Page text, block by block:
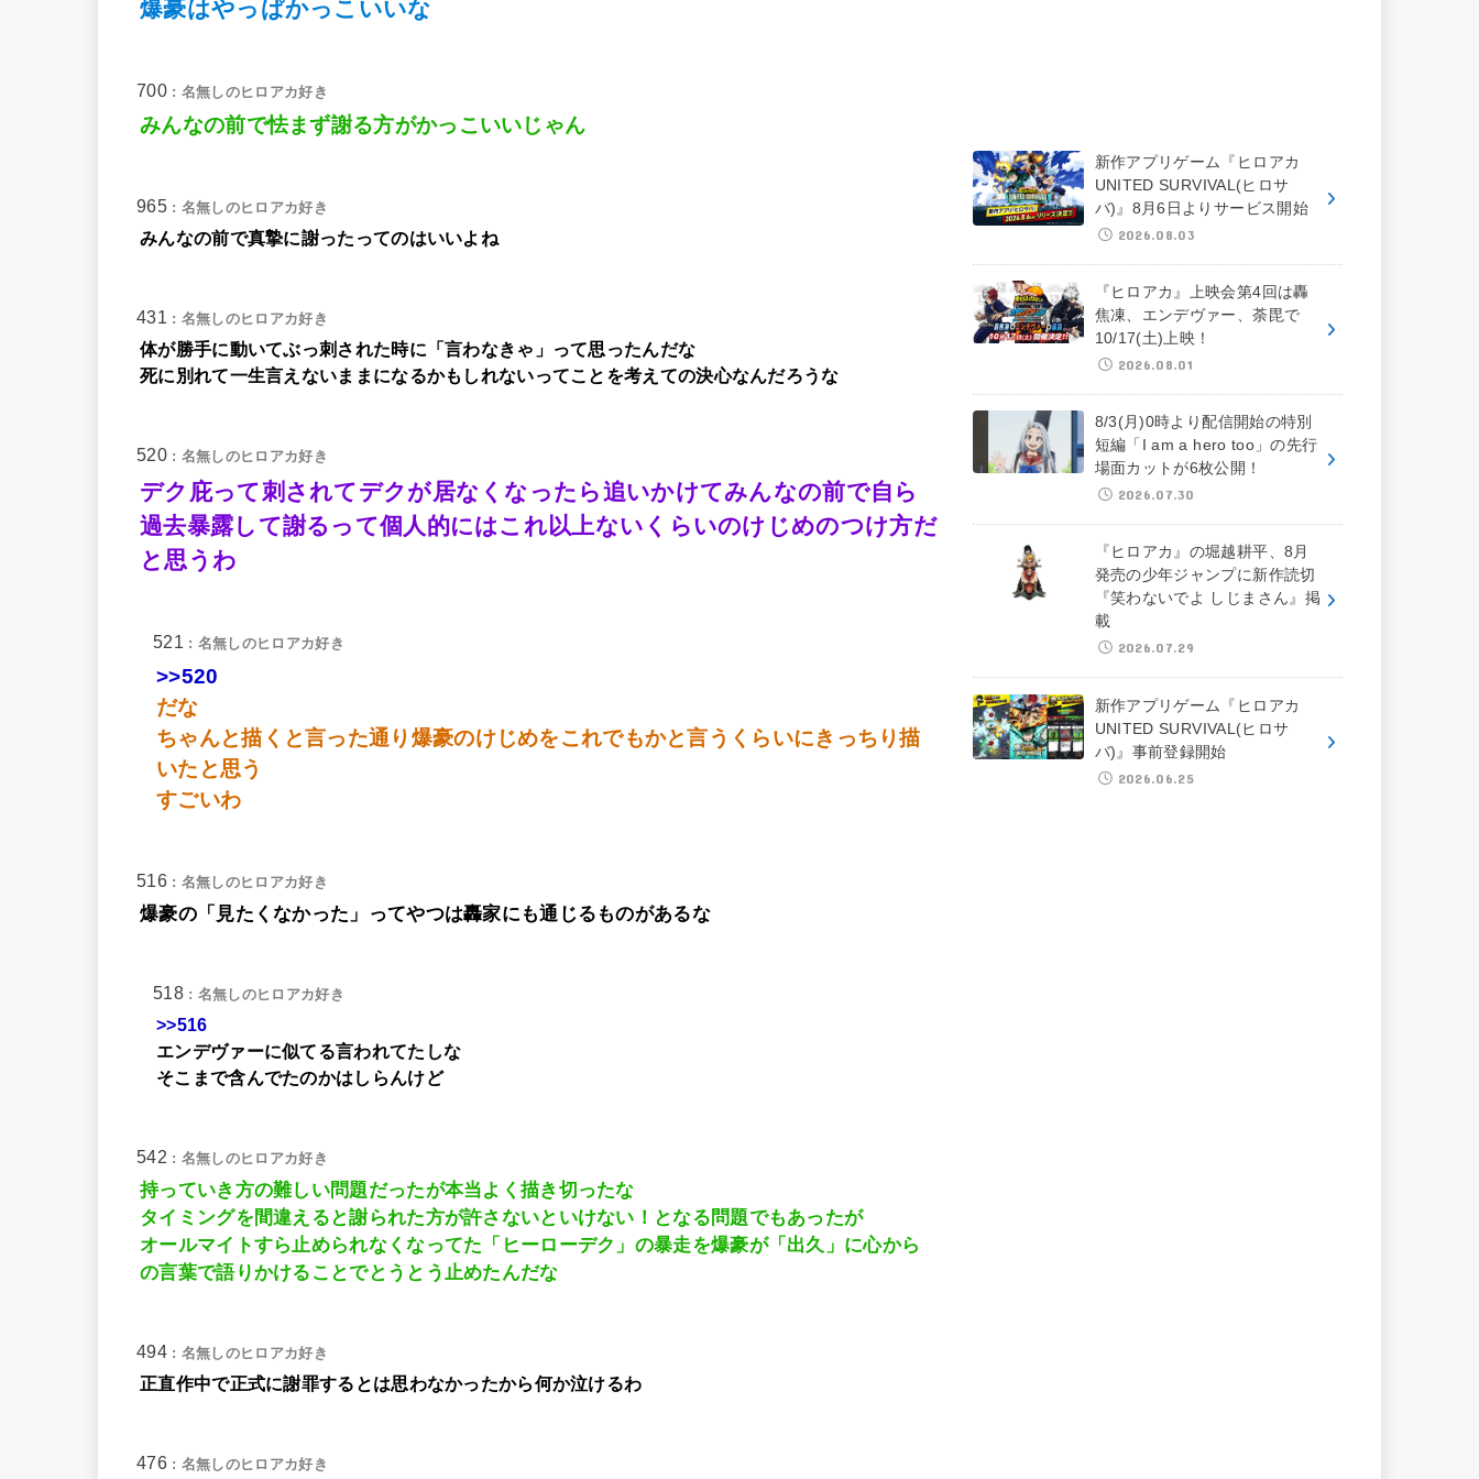
爆豪はやっぱかっこいいな
700 : 名無しのヒロアカ好き
みんなの前で怯まず謝る方がかっこいいじゃん
965 : 名無しのヒロアカ好き
みんなの前で真摯に謝ったってのはいいよね
431 : 名無しのヒロアカ好き
体が勝手に動いてぶっ刺された時に「言わなきゃ」って思ったんだな
死に別れて一生言えないままになるかもしれないってことを考えての決心なんだろうな
520 : 名無しのヒロアカ好き
デク庇って刺されてデクが居なくなったら追いかけてみんなの前で自ら
過去暴露して謝るって個人的にはこれ以上ないくらいのけじめのつけ方だ
と思うわ
521 : 名無しのヒロアカ好き
>>520
だな
ちゃんと描くと言った通り爆豪のけじめをこれでもかと言うくらいにきっちり描
いたと思う
すごいわ
516 : 名無しのヒロアカ好き
爆豪の「見たくなかった」ってやつは轟家にも通じるものがあるな
518 : 名無しのヒロアカ好き
>>516
エンデヴァーに似てる言われてたしな
そこまで含んでたのかはしらんけど
542 : 名無しのヒロアカ好き
持っていき方の難しい問題だったが本当よく描き切ったな
タイミングを間違えると謝られた方が許さないといけない！となる問題でもあったが
オールマイトすら止められなくなってた「ヒーローデク」の暴走を爆豪が「出久」に心から
の言葉で語りかけることでとうとう止めたんだな
494 : 名無しのヒロアカ好き
正直作中で正式に謝罪するとは思わなかったから何か泣けるわ
476 : 名無しのヒロアカ好き
新作アプリゲーム『ヒロアカ
UNITED SURVIVAL(ヒロサ
バ)』8月6日よりサービス開始
2026.08.03
『ヒロアカ』上映会第4回は轟
焦凍、エンデヴァー、荼毘で
10/17(土)上映！
2026.08.01
8/3(月)0時より配信開始の特別
短編「I am a hero too」の先行
場面カットが6枚公開！
2026.07.30
『ヒロアカ』の堀越耕平、8月
発売の少年ジャンプに新作読切
『笑わないでよ しじまさん』掲
載
2026.07.29
新作アプリゲーム『ヒロアカ
UNITED SURVIVAL(ヒロサ
バ)』事前登録開始
2026.06.25